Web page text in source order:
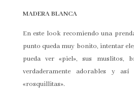
MADERA BLANCA
En este look recomiendo una
punto queda muy bonito, intentar
pueda ver «piel», sus muslitos,
verdaderamente adorables y
«rosquillitas».